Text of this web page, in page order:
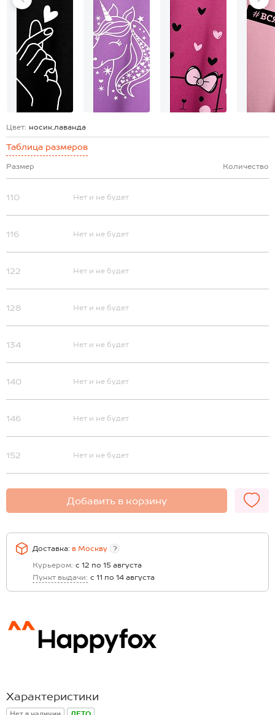
Цвет: носик.лаванда
Таблица размеров
Размер Количество
110 Нет и не будет
116 Нет и не будет
122 Нет и не будет
128 Нет и не будет
134 Нет и не будет
140 Нет и не будет
146 Нет и не будет
152 Нет и не будет
Добавить в корзину
Доставка: в Москву
?
Курьером: с 12 по 15 августа
Пункт выдачи: с 11 по 14 августа
Характеристики